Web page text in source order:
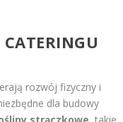
rozwój fizyczny i
dla budowy